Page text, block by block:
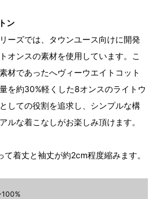
ン
ーズでは、タウンユース向けに開発
オンスの素材を使用しています。こ
材であったへヴィーウエイトコット
を約30%軽くした8オンスのライトウ
しての役割を追求し、シンプルな構
ルな着こなしがお楽しみ頂けます。
着丈と袖丈が約2cm程度縮みます。